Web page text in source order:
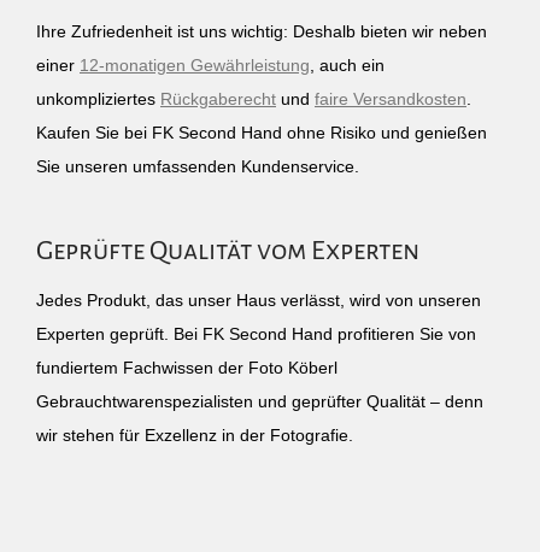
Ihre Zufriedenheit ist uns wichtig: Deshalb bieten wir neben
einer 12-monatigen Gewährleistung , auch ein
unkompliziertes Rückgaberecht und faire Versandkosten
Kaufen Sie bei FK Second Hand ohne Risiko und genießen
Sie unseren umfassenden Kundenservice.
Geprüfte Qualität vom Experten
Jedes Produkt, das unser Haus verlässt, wird von unseren
Experten geprüft. Bei FK Second Hand profitieren Sie von
fundiertem Fachwissen der Foto Köberl
Gebrauchtwarenspezialisten und geprüfter Qualität – denn
wir stehen für Exzellenz in der Fotografie.